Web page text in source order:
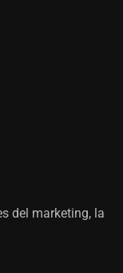
del marketing, la